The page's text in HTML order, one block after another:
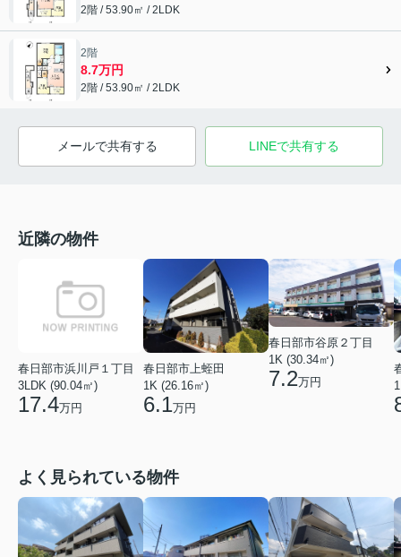
2階 / 53.90㎡ / 2LDK
2階
8.7万円
2階 / 53.90㎡ / 2LDK
メールで共有する LINEで共有する
近隣の物件
春日部市浜川戸１丁目
3LDK (90.04㎡)
17.4万円
春日部市上蛭田
1K (26.16㎡)
6.1万円
春日部市谷原２丁目
1K (30.34㎡)
7.2万円
よく見られている物件